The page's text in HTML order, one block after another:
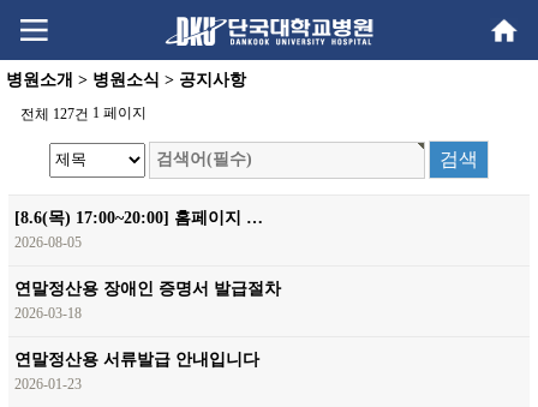
content
menu
병원소개 > 병원소식 > 공지사항
전체 127건 1 페이지
[8.6(목) 17:00~20:00] 홈페이지 …
2026-08-05
연말정산용 장애인 증명서 발급절차
2026-03-18
연말정산용 서류발급 안내입니다
2026-01-23